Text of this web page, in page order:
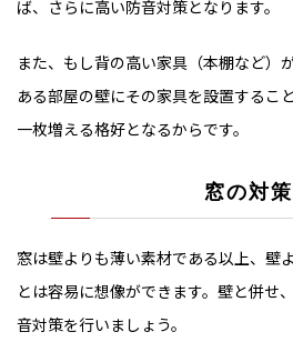
ば、さらに高い防音対策となります。
また、もし背の高い家具（本棚など）
ある部屋の壁にその家具を設置するこ
一枚増える格好となるからです。
窓の対策
窓は壁よりも薄い素材である以上、壁
とは容易に想像ができます。壁と併せ
音対策を行いましょう。